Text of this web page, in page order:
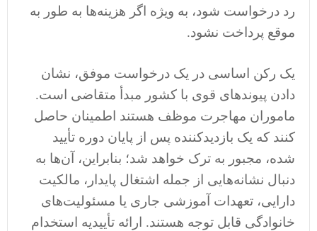
رد درخواست شود، به ویژه اگر هزینه‌ها به طور به
موقع پرداخت نشود.
یک رکن اساسی در یک درخواست موفق، نشان
دادن پیوندهای قوی با کشور مبدأ متقاضی است.
ماموران مهاجرت موظف هستند اطمینان حاصل
کنند که یک بازدیدکننده پس از پایان دوره تأیید
شده، مجبور به ترک خواهد شد؛ بنابراین، آن‌ها به
دنبال نشانه‌هایی از جمله اشتغال پایدار، مالکیت
دارایی، تعهدات آموزشی جاری یا مسئولیت‌های
خانوادگی قابل توجه هستند. ارائه تأییدیه استخدام